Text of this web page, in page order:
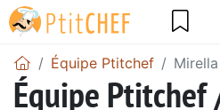
Équipe Ptitchef
Équipe